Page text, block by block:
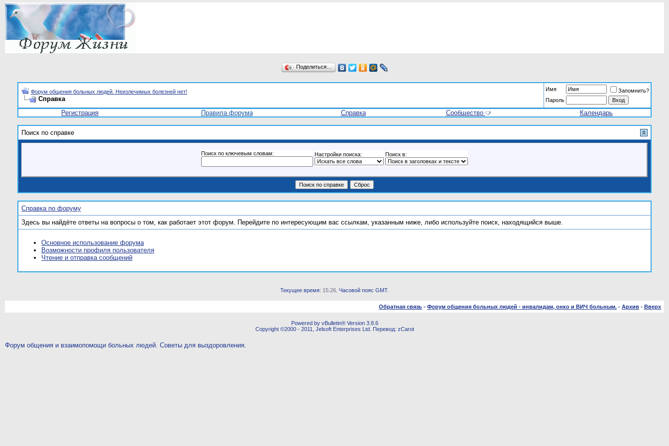
Поделиться…
Форум общения больных людей. Неизлечимых болезней нет!
Справка
Имя
Запомнить?
Пароль
Регистрация Правила форума Справка Сообщество Календарь
Поиск по справке
Поиск по ключевым словам: Настройки поиска: Поиск в:
Справка по форуму
Здесь вы найдёте ответы на вопросы о том, как работает этот форум. Перейдите по интересующим вас ссылкам, указанным ниже, либо используйте поиск, находящийся выше.
Основное использование форума
Возможности профиля пользователя
Чтение и отправка сообщений
Текущее время: 15:26 . Часовой пояс GMT.
Обратная связь - Форум общения больных людей - инвалидам, онко и ВИЧ больным. - Архив - Вверх
Powered by vBulletin® Version 3.8.6
Copyright ©2000 - 2011, Jelsoft Enterprises Ltd. Перевод: zCarot
Форум общения и взаимопомощи больных людей. Советы для выздоровления.